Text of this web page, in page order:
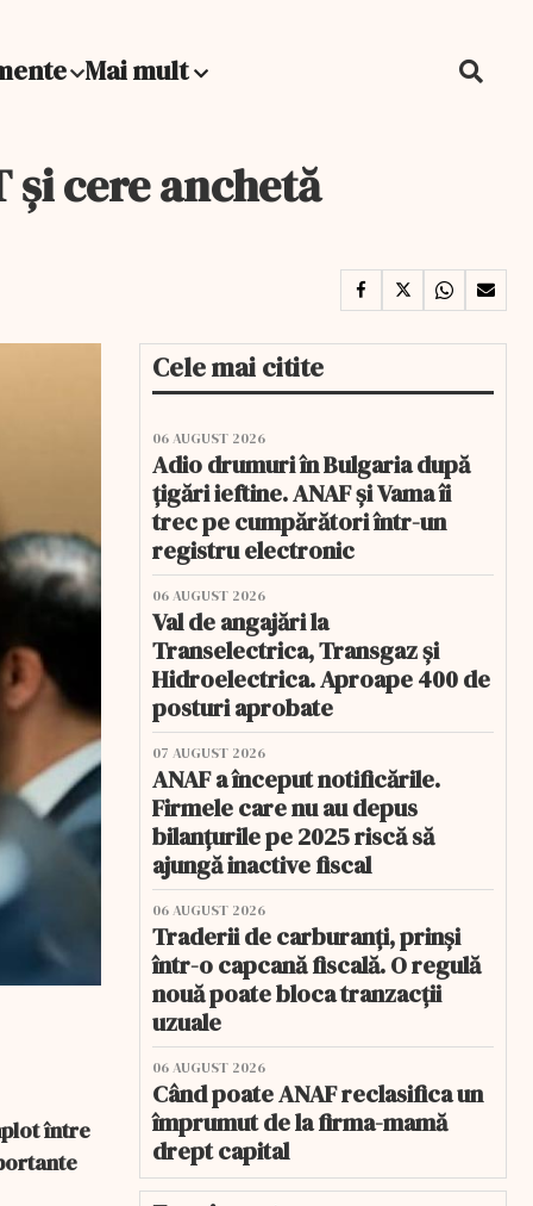
Mai mult
și cere anchetă
între
Cele mai citite
06 AUGUST 2026
Adio drumuri în Bulgaria după
țigări ieftine. ANAF și Vama îi
trec pe cumpărători într-un
registru electronic
06 AUGUST 2026
Val de angajări la
Transelectrica, Transgaz și
Hidroelectrica. Aproape 400 de
posturi aprobate
07 AUGUST 2026
ANAF a început notificările.
Firmele care nu au depus
bilanțurile pe 2025 riscă să
ajungă inactive fiscal
06 AUGUST 2026
Traderii de carburanți, prinși
într-o capcană fiscală. O regulă
nouă poate bloca tranzacții
uzuale
06 AUGUST 2026
Când poate ANAF reclasifica un
împrumut de la firma-mamă
drept capital